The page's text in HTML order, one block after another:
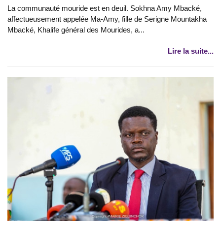
La communauté mouride est en deuil. Sokhna Amy Mbacké,
affectueusement appelée Ma-Amy, fille de Serigne Mountakha
Mbacké, Khalife général des Mourides, a...
Lire la suite...